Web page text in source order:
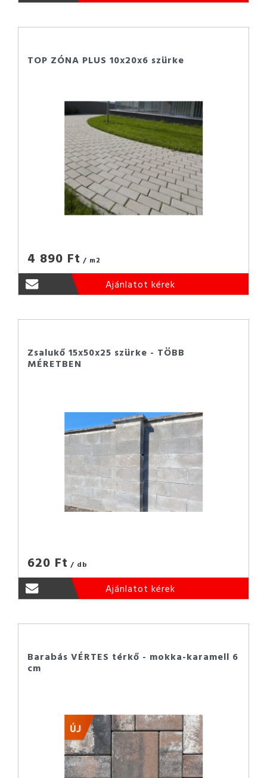
TOP ZÓNA PLUS 10x20x6 szürke
4 890 Ft / m2
Ajánlatot kérek
Zsalukő 15x50x25 szürke - TÖBB
MÉRETBEN
620 Ft / db
Ajánlatot kérek
Barabás VÉRTES térkő - mokka-karamell 6
cm